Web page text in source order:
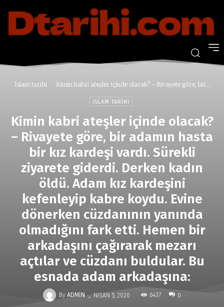
İslam tarihi Kimin kabri ateşler içinde olacak? - Rivayete göre, bir...
İSLAM TARIHI
Kimin kabri ateşler içinde olacak?
– Rivayete göre, bir adamın hasta
bir kız kardeşi vardı. Sürekli
ziyarete giderdi. Derken kadın
öldü. Adam kız kardeşini
kefenleyip kabre koydu. Evine
dönerken cüzdanının yanında
olmadığını fark etti. Hemen bir
arkadaşını çağırarak mezarı
açtılar ve cüzdanı buldular. Bu
esnada adam arkadaşına:
By ADMIN - NISAN 5, 2020 6437 0